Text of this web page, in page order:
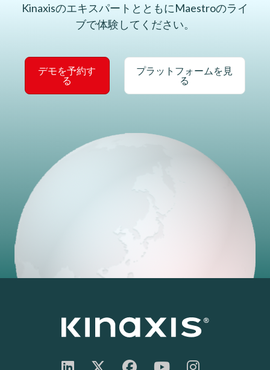
KinaxisのエキスパートとともにMaestroのライ
ブで体験してください。
デモを予約す
る
プラットフォームを見
る